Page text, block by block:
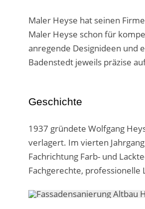
Maler Heyse hat seinen
Maler Heyse schon für
anregende Designideen und
Badenstedt jeweils präzise
Geschichte
1937 gründete Wolfgang
verlagert. Im vierten
Fachrichtung Farb- und
Fachgerechte,